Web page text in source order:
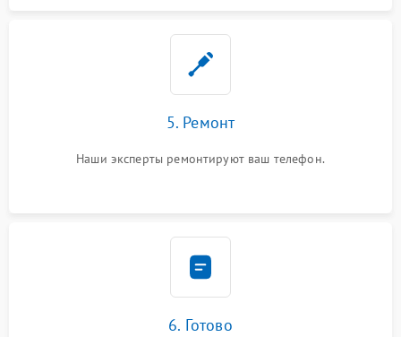
5. Ремонт
Наши эксперты ремонтируют ваш телефон.
6. Готово